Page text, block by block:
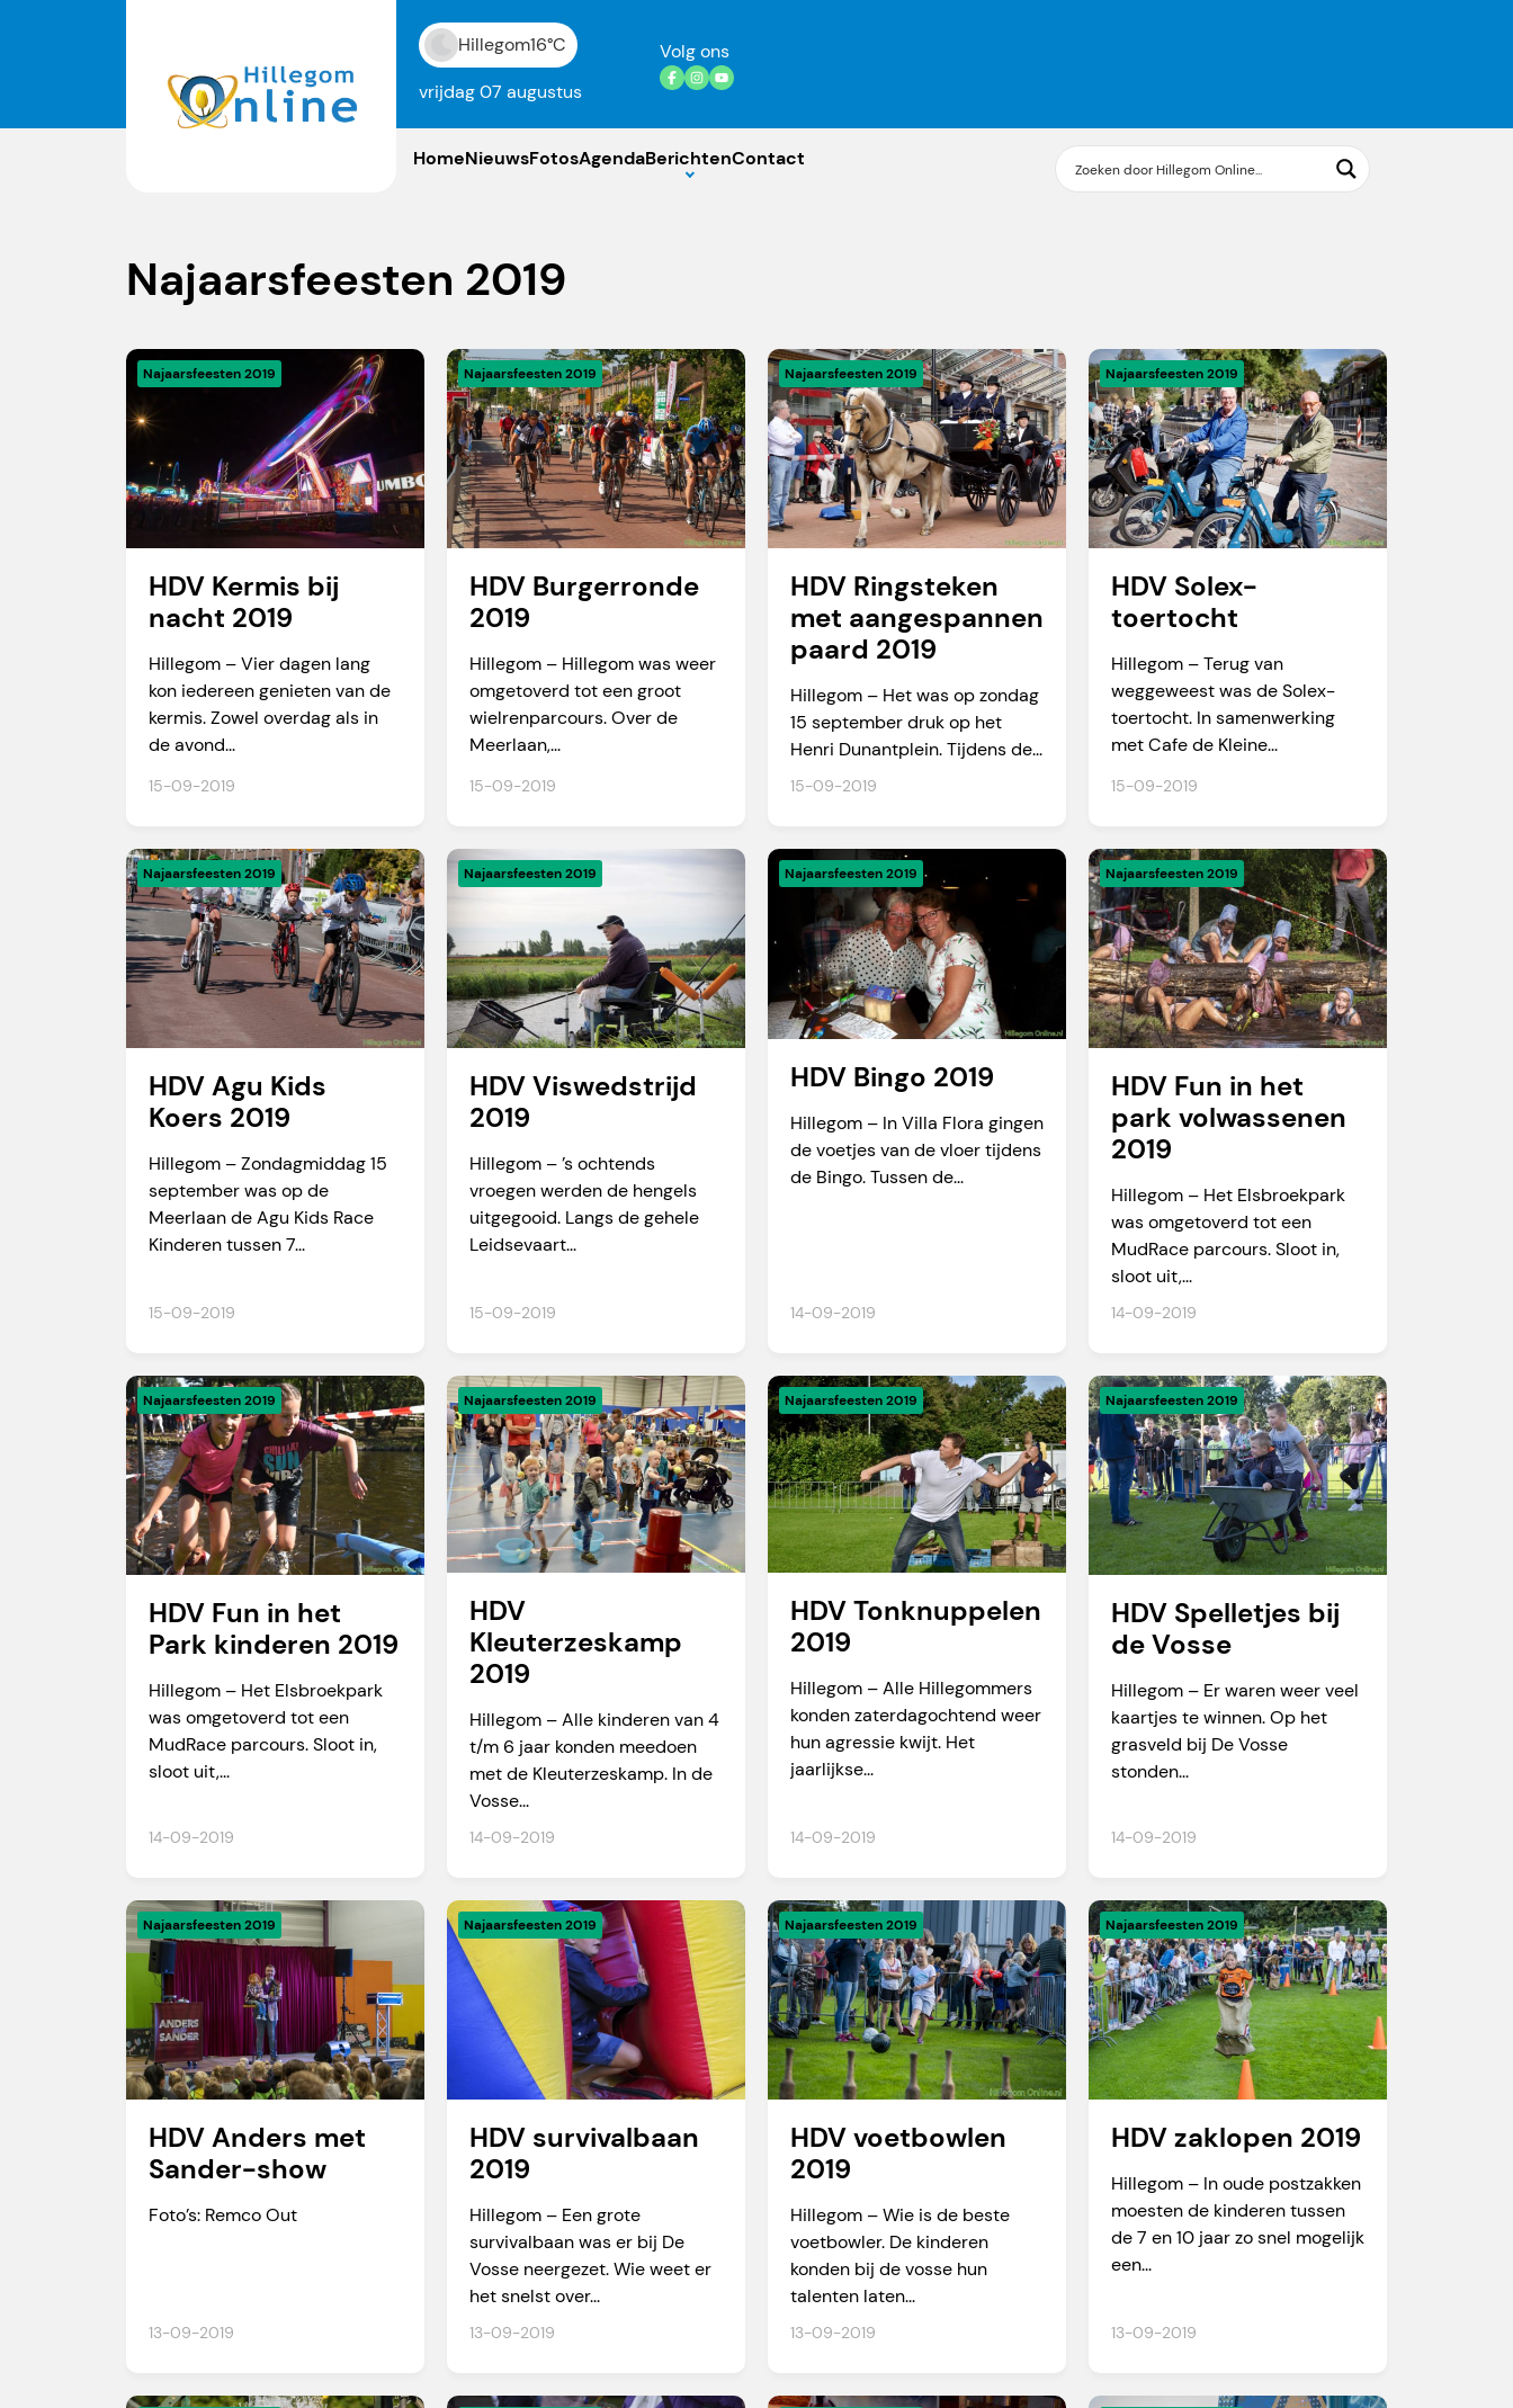
Hillegom16°C
vrijdag 07 augustus
Volg ons
HomeNieuwsFotosAgendaBerichtenContact
Najaarsfeesten 2019
Najaarsfeesten 2019
15-09-2019
HDV Kermis bij
nacht 2019
Hillegom – Vier dagen lang
kon iedereen genieten van de
kermis. Zowel overdag als in
de avond...
Najaarsfeesten 2019
15-09-2019
HDV Burgerronde
2019
Hillegom – Hillegom was weer
omgetoverd tot een groot
wielrenparcours. Over de
Meerlaan,...
Najaarsfeesten 2019
15-09-2019
HDV Ringsteken
met aangespannen
paard 2019
Hillegom – Het was op zondag
15 september druk op het
Henri Dunantplein. Tijdens de...
Najaarsfeesten 2019
15-09-2019
HDV Solex-
toertocht
Hillegom – Terug van
weggeweest was de Solex-
toertocht. In samenwerking
met Cafe de Kleine...
Najaarsfeesten 2019
15-09-2019
HDV Agu Kids
Koers 2019
Hillegom – Zondagmiddag 15
september was op de
Meerlaan de Agu Kids Race
Kinderen tussen 7...
Najaarsfeesten 2019
15-09-2019
HDV Viswedstrijd
2019
Hillegom – ’s ochtends
vroegen werden de hengels
uitgegooid. Langs de gehele
Leidsevaart...
Najaarsfeesten 2019
14-09-2019
HDV Bingo 2019
Hillegom – In Villa Flora gingen
de voetjes van de vloer tijdens
de Bingo. Tussen de...
Najaarsfeesten 2019
14-09-2019
HDV Fun in het
park volwassenen
2019
Hillegom – Het Elsbroekpark
was omgetoverd tot een
MudRace parcours. Sloot in,
sloot uit,...
Najaarsfeesten 2019
14-09-2019
HDV Fun in het
Park kinderen 2019
Hillegom – Het Elsbroekpark
was omgetoverd tot een
MudRace parcours. Sloot in,
sloot uit,...
Najaarsfeesten 2019
14-09-2019
HDV
Kleuterzeskamp
2019
Hillegom – Alle kinderen van 4
t/m 6 jaar konden meedoen
met de Kleuterzeskamp. In de
Vosse...
Najaarsfeesten 2019
14-09-2019
HDV Tonknuppelen
2019
Hillegom – Alle Hillegommers
konden zaterdagochtend weer
hun agressie kwijt. Het
jaarlijkse...
Najaarsfeesten 2019
14-09-2019
HDV Spelletjes bij
de Vosse
Hillegom – Er waren weer veel
kaartjes te winnen. Op het
grasveld bij De Vosse
stonden...
Najaarsfeesten 2019
13-09-2019
HDV Anders met
Sander-show
Foto’s: Remco Out
Najaarsfeesten 2019
13-09-2019
HDV survivalbaan
2019
Hillegom – Een grote
survivalbaan was er bij De
Vosse neergezet. Wie weet er
het snelst over...
Najaarsfeesten 2019
13-09-2019
HDV voetbowlen
2019
Hillegom – Wie is de beste
voetbowler. De kinderen
konden bij de vosse hun
talenten laten...
Najaarsfeesten 2019
13-09-2019
HDV zaklopen 2019
Hillegom – In oude postzakken
moesten de kinderen tussen
de 7 en 10 jaar zo snel mogelijk
een...